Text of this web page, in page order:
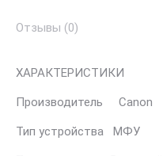
Отзывы (0)
ХАРАКТЕРИСТИКИ
Производитель Canon
Тип устройства МФУ